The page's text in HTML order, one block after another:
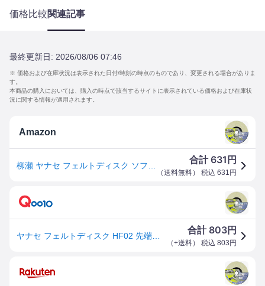
価格比較関連記事
最終更新日: 2026/08/06 07:46
※ 価格および在庫状況は表示された日付/時刻の時点のものであり、変更される場合がありま
す。
本商品の購入においては、購入の時点で該当するサイトに表示されている価格および在庫状
況に関する情報が適用されます。
Amazon
合計631 円
（送料無料） 税込 631 円
合計 803円
（+送料） 税込 803 円